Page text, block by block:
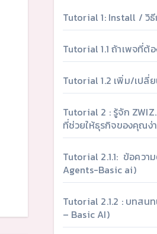
Tutorial 1: Install / วิ
Tutorial 1.1 ถ้าเพจที่ต้
Tutorial 1.2 เพิ่ม/เปลี่
Tutorial 2 : รู้จัก
ที่ช่วยให้ธุรกิจของคุณง่
Tutorial 2.1.1: ข้อควา
Agents-Basic ai)
Tutorial 2.1.2 : บทสน
– Basic AI)